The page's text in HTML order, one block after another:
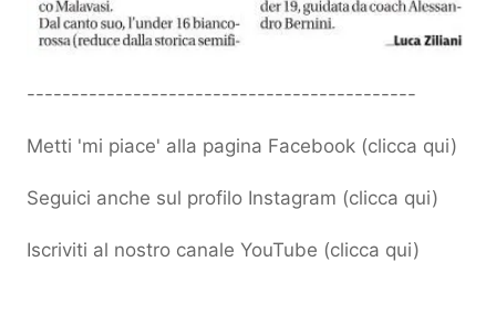
--------------------------------------------
Metti 'mi piace' alla pagina Facebook (clicca qui)
Seguici anche sul profilo Instagram (clicca qui)
Iscriviti al nostro canale YouTube (clicca qui)